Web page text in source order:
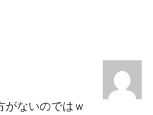
がないのではｗ